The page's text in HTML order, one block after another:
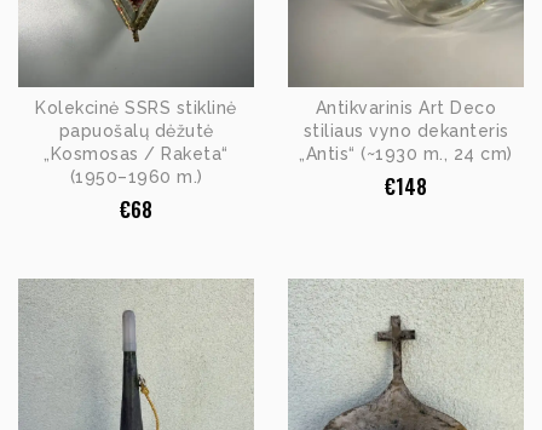
Kolekcinė SSRS stiklinė
papuošalų dėžutė
„Kosmosas / Raketa“
(1950–1960 m.)
€68
Antikvarinis Art Deco
stiliaus vyno dekanteris
„Antis“ (~1930 m., 24 cm)
€148